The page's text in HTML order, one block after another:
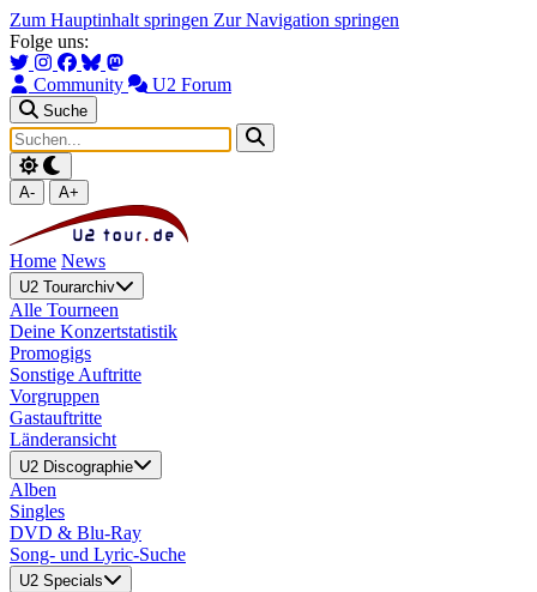
Zum Hauptinhalt springen Zur Navigation springen
Folge uns:
Community U2 Forum
Suche
A- A+
Home News
U2 Tourarchiv
Alle Tourneen
Deine Konzertstatistik
Promogigs
Sonstige Auftritte
Vorgruppen
Gastauftritte
Länderansicht
U2 Discographie
Alben
Singles
DVD & Blu-Ray
Song- und Lyric-Suche
U2 Specials